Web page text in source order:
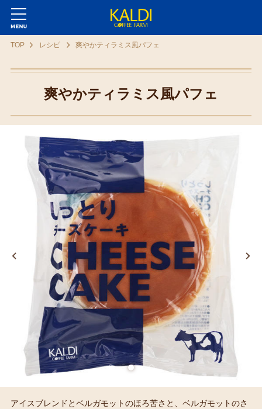
TOP レシピ 爽やかティラミス風パフェ
爽やかティラミス風パフェ
アイスブレンドとベルガモットのほろ苦さと、ベルガモットのさ